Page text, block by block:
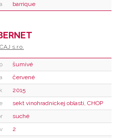
barrique
s.r.o.
šumivé
červené
2015
sekt vinohradníckej oblasti, CHOP
suché
2